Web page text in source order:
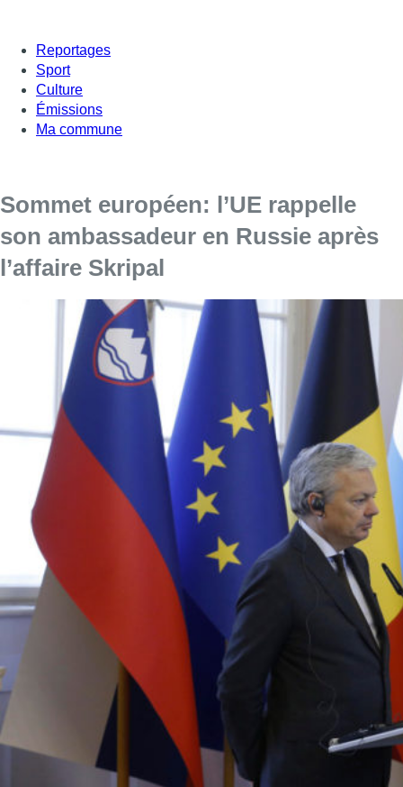
Reportages
Sport
Culture
Émissions
Ma commune
Sommet européen: l’UE rappelle
son ambassadeur en Russie après
l’affaire Skripal